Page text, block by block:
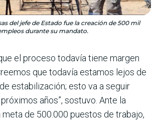
del jefe de Estado fue la creación de 500 mil
durante su mandato.
el pro­ceso todavía tiene margen
que todavía estamos lejos de
esta­bilización; esto va a seguir
años”, sostuvo. Ante la
de 500.000 puestos de trabajo,